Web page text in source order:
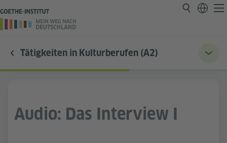
Tätigkeiten in Kulturberufen (A2)
Audio: Das Interview I